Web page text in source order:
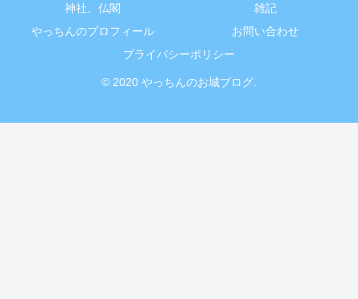
神社、仏閣
雑記
やっちんのプロフィール
お問い合わせ
プライバシーポリシー
© 2020 やっちんのお城ブログ.